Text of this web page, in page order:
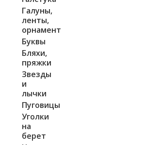
Галуны,
ленты,
орнамент
Буквы
Бляхи,
пряжки
Звезды
и
лычки
Пуговицы
Уголки
на
берет